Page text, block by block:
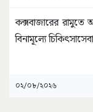
কক্সবাজারের রামুতে
বিনামূল্যে
০২/০৮/২০২৬